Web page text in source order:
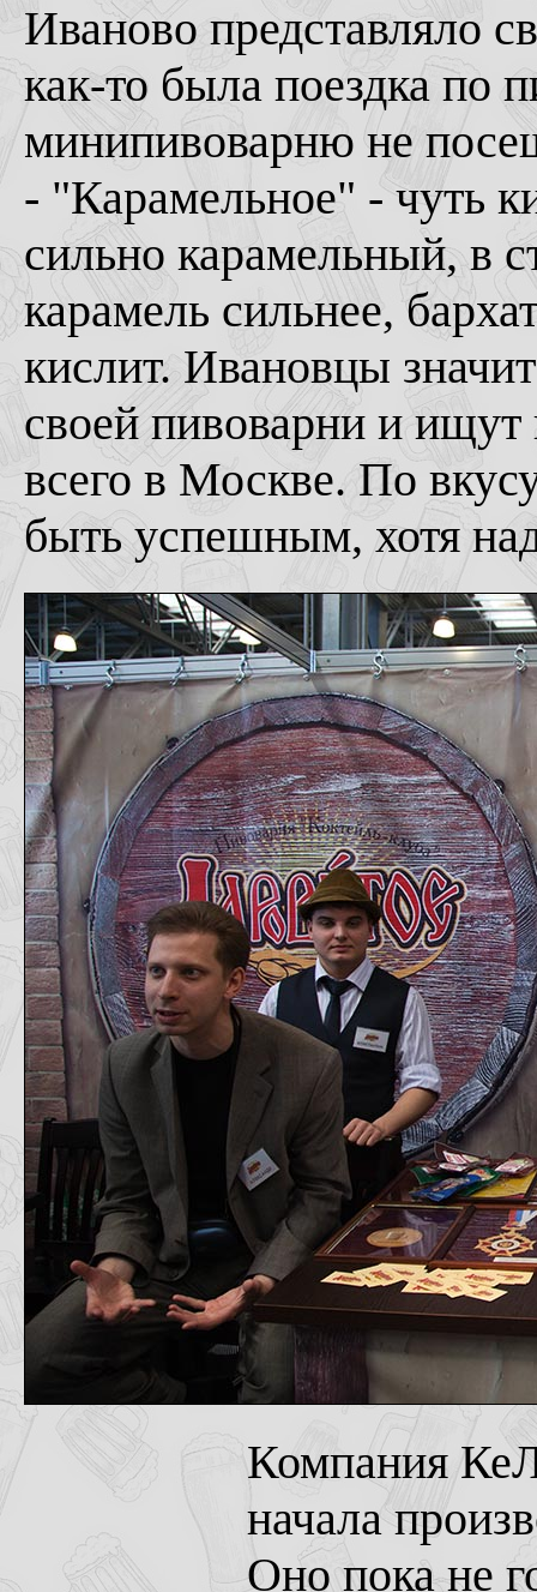
Иваново представляло
как-то была поездка по
минипивоварню не
- "Карамельное" - чуть
сильно карамельный, в
карамель сильнее,
кислит. Ивановцы
своей пивоварни и
всего в Москве. По
быть успешным, хотя
Компания
начала
Оно пока не